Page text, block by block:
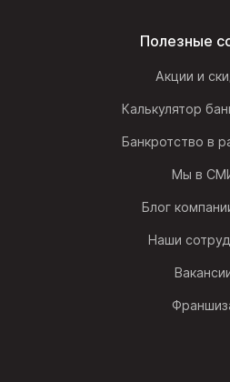
Полезные
Акции и
Калькулятор
Банкротство в
Мы в
Блог
Наши